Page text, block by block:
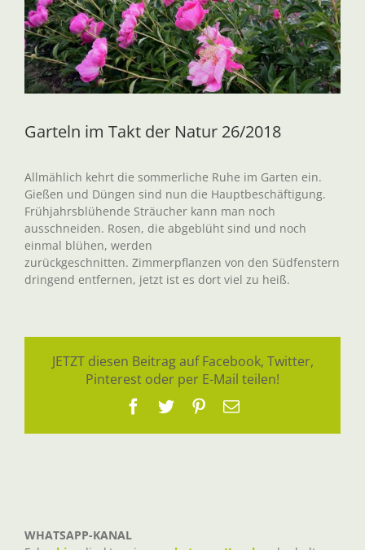
Garteln im Takt der Natur 26/2018
Allmählich kehrt die sommerliche Ruhe im Garten ein.
Gießen und Düngen sind nun die Hauptbeschäftigung.
Frühjahrsblühende Sträucher kann man noch
ausschneiden. Rosen, die abgeblüht sind und noch
einmal blühen, werden
zurückgeschnitten. Zimmerpflanzen von den Südfenstern
dringend entfernen, jetzt ist es dort viel zu heiß.
JETZT diesen Beitrag auf Facebook, Twitter,
Pinterest oder per E-Mail teilen!
Facebook
TwitterPinterest
E-
WHATSAPP-KANAL